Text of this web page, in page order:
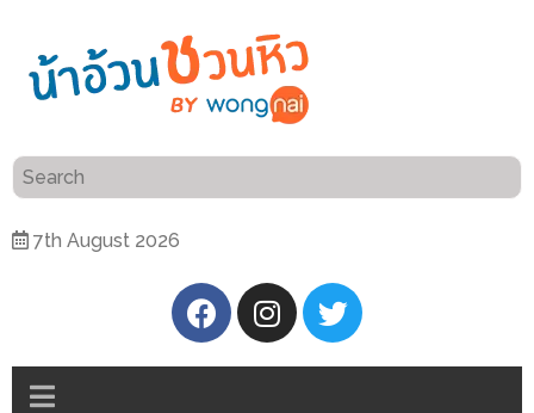
7th August 2026
แนะนำ